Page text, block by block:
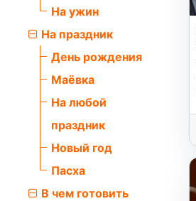
На ужин
На праздник
День рождения
Маёвка
На любой
праздник
Новый год
Пасха
В чем готовить